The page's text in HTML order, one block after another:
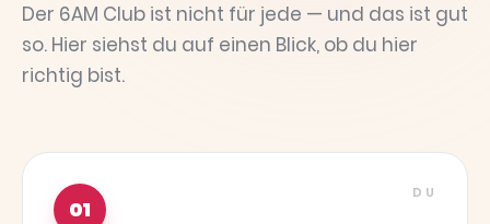
Der 6AM Club ist nicht für jede — und das ist gut
so. Hier siehst du auf einen Blick, ob du hier
richtig bist.
01
DU